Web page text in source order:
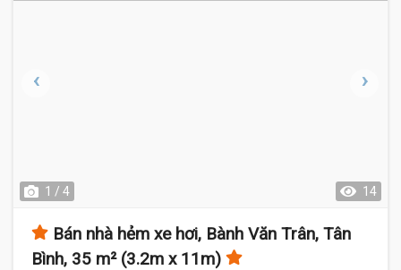
1 / 4 14
Bán nhà hẻm xe hơi, Bành Văn Trân, Tân
Bình, 35 m² (3.2m x 11m)